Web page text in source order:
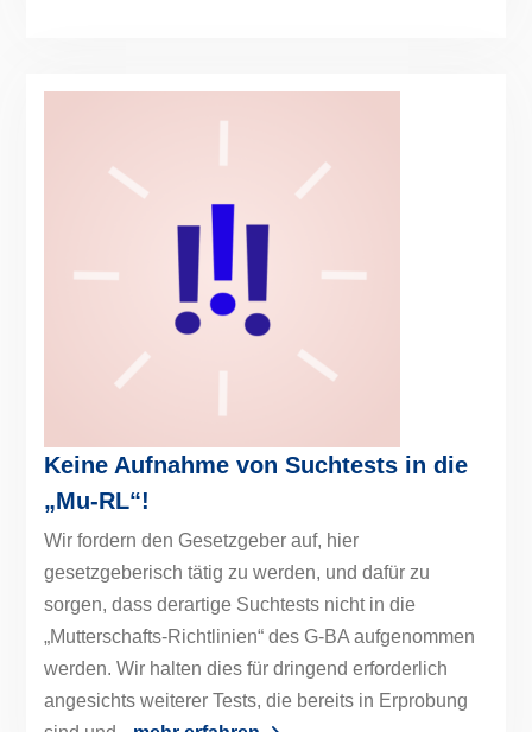
Keine Aufnahme von Suchtests in die
„Mu-RL“!
Wir fordern den Gesetzgeber auf, hier
gesetzgeberisch tätig zu werden, und dafür zu
sorgen, dass derartige Suchtests nicht in die
„Mutterschafts-Richtlinien“ des G-BA aufgenommen
werden. Wir halten dies für dringend erforderlich
angesichts weiterer Tests, die bereits in Erprobung